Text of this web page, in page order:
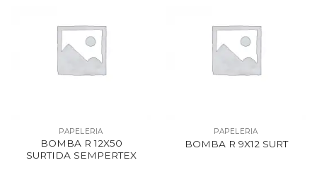
PAPELERIA
BOMBA R 12X50
SURTIDA SEMPERTEX
PAPELERIA
BOMBA R 9X12 SURT